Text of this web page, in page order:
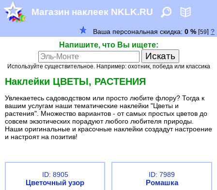
Магазин наклеек NKLK.RU
Напишите, что Вы ищете:
Используйте существительное. Например: охотник, победа или классика
Наклейки ЦВЕТЫ, РАСТЕНИЯ
Увлекаетесь садоводством или просто любите флору? Тогда к
вашим услугам наши тематические наклейки "Цветы и
растения". Множество вариантов - от самых простых цветов до
совсем экзотических порадуют любого любителя природы.
Наши оригинальные и красочные наклейки создадут настроение
и настроят на позитив!
ID: 8905
Цветочный узор
ID: 7989
Ромашка